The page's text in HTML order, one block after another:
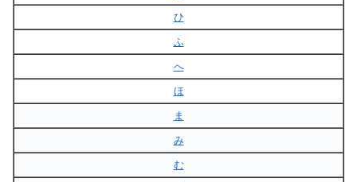
ひ
ふ
へ
ほ
ま
み
む